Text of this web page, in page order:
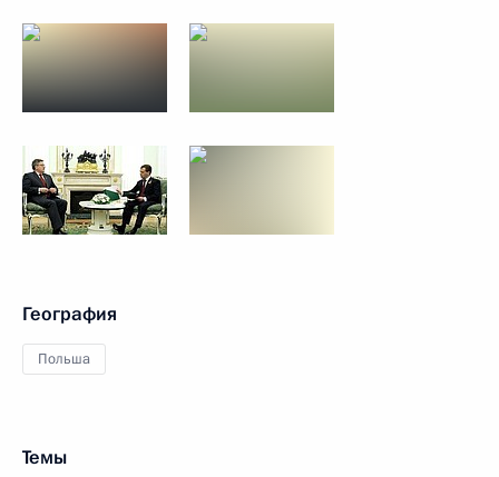
География
Польша
Темы